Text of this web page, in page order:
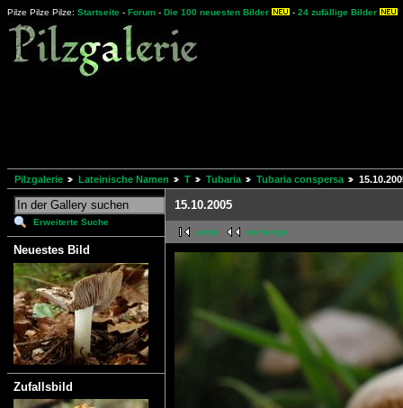
Pilze Pilze Pilze: Startseite - Forum - Die 100 neuesten Bilder - 24 zufällige Bilder
Pilzgalerie Lateinische Namen T Tubaria Tubaria conspersa
Erweiterte Suche
Neuestes Bild
Zufallsbild
15.10.2005
erste vorherige